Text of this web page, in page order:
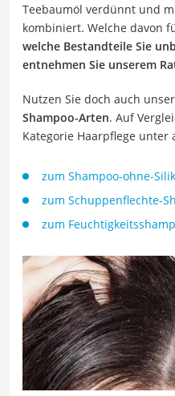
Teebaumöl verdünnt und
kombiniert. Welche davon
welche Bestandteile Sie
entnehmen Sie unserem
Nutzen Sie doch auch
Shampoo-Arten. Auf
Kategorie Haarpflege unter
zum Shampoo-ohne-
zum Schuppenflechte-
zum